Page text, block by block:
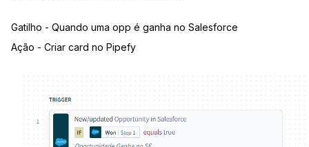
Gatilho - Quando uma opp é ganha no Salesforce
Ação - Criar card no Pipefy